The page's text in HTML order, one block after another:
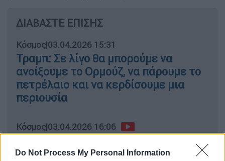
Do Not Process My Personal Information
ΔΙΑΒΑΣΤΕ ΕΠΙΣΗΣ
Κόσμος|03.04.2026 15:31
Τραμπ: Σε λίγο θα μπορούμε να
ανοίξουμε το Ορμούζ, να πάρουμε το
πετρέλαιο και να κερδίσουμε μια
περιουσία
Κόσμος|03.04.2026 16:06
πλήγματα στο Ιράν σε πλήρη